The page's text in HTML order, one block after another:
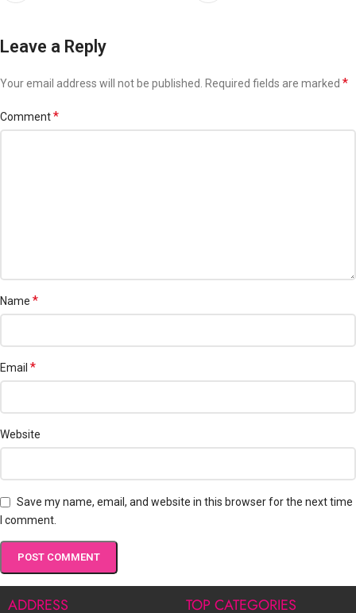
Leave a Reply
Your email address will not be published. Required fields are marked *
Comment*
Name *
Email *
Website
Save my name, email, and website in this browser for the next time
I comment.
ADDRESS TOP CATEGORIES